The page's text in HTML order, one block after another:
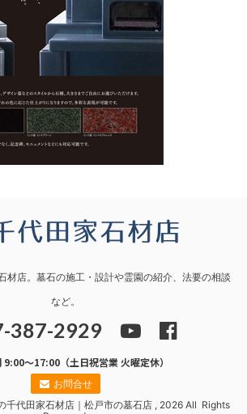
材店。墓石の施工・設計や霊園の紹介、法要の相談
など。
387-2929
9:00～17:00（土日祝営業 火曜定休）
お問合せ
代田家石材店｜松戸市の墓石店 , 2026 All Rights